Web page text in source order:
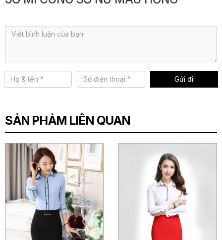
BẢO
HỘ
ĐỘNG
MAY
KHÁCH
HÀNG
LIÊN
SẢN PHẢM LIÊN QUAN